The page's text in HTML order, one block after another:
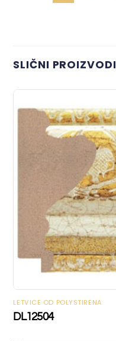
SLIČNI PROIZVODI
LETVICE OD POLYSTIRENA
DL12504